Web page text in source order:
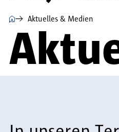
⌂ Aktuelles & Medien